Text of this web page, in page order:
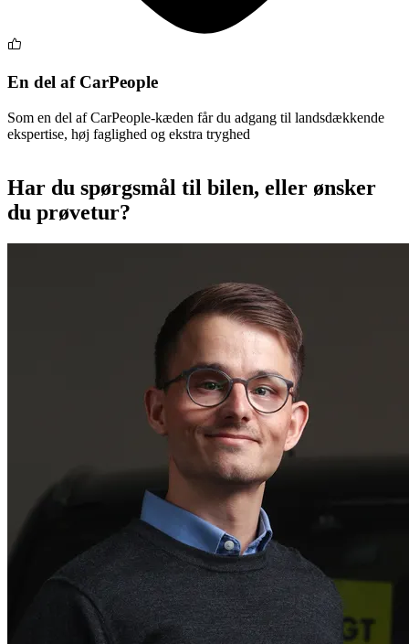
En del af CarPeople
Som en del af CarPeople-kæden får du adgang til landsdækkende
ekspertise, høj faglighed og ekstra tryghed
Har du spørgsmål til bilen, eller ønsker
du prøvetur?